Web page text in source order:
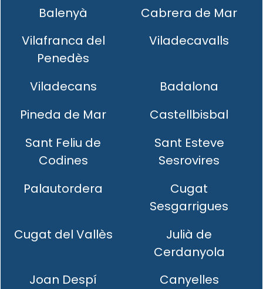
Balenyà
Cabrera de Mar
Vilafranca del
Penedès
Viladecavalls
Viladecans
Badalona
Pineda de Mar
Castellbisbal
Sant Feliu de
Codines
Sant Esteve
Sesrovires
Palautordera
Cugat
Sesgarrigues
Cugat del Vallès
Julià de
Cerdanyola
Joan Despí
Canyelles